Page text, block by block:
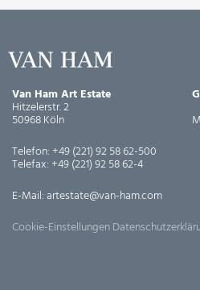
Van Ham Art Estate
Hitzelerstr. 2
50968 Köln
Telefon: +49 (221) 92 58 62-500
Telefax: +49 (221) 92 58 62-4
E-Mail:artestate@van-ham.com
Cookie-Einstellungen